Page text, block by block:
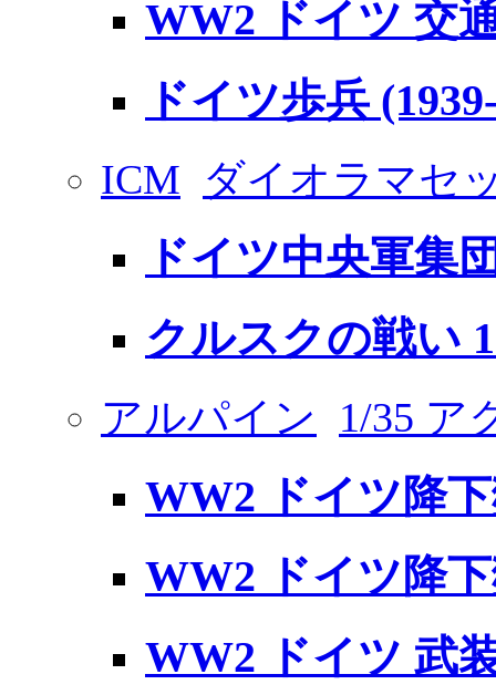
WW2 ドイツ 交
ドイツ歩兵
ICM ダイオラマセ
ドイツ中央軍集
クルスクの戦い
アルパイン 1/35 ア
WW2 ドイツ降
WW2 ドイツ降
WW2 ドイツ 武